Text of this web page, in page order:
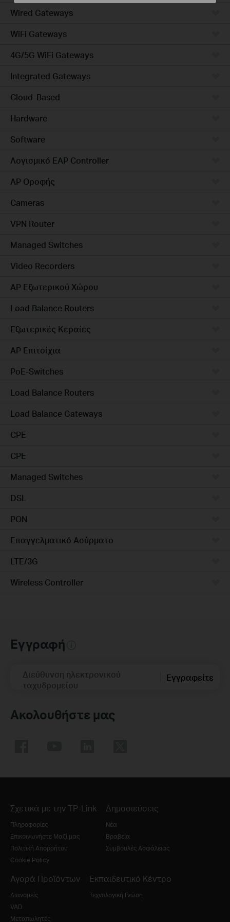
Wired Gateways
WiFi Gateways
4G/5G WiFi Gateways
Integrated Gateways
Cloud-Based
Hardware
Software
Λογισμικό EAP Controller
AP Οροφής
Cameras
VPN Router
Managed Switches
Video Recorders
AP Εξωτερικού Χώρου
Load Balance Routers
Εξωτερικές Κεραίες
AP Επιτοίχια
PoE-Switches
Load Balance Routers
Load Balance Gateways
CPE
CPE
Managed Switches
DSL
PON
Επαγγελματικό Ασύρματο
LTE/3G
Wireless Controller
Εγγραφή
Διεύθυνση ηλεκτρονικού
ταχυδρομείου
Εγγραφείτε
Ακολουθήστε μας
Σχετικά με την TP-Link
Πληροφορίες
Επικοινωνήστε Μαζί μας
Πολιτική Απορρήτου
Cookie Policy
Δημοσιεύσεις
Νέα
Βραβεία
Συμβουλές Ασφάλειας
Αγορά Προϊόντων
Διανομείς
VAD
Μεταπωλητές
Εκπαιδευτικό Κέντρο
Τεχνολογική Γνώση